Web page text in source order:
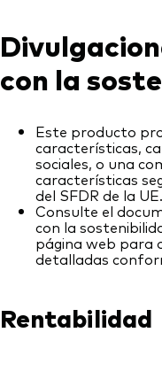
con la
Este producto
características,
sociales, o una
características
del SFDR de la UE.
Consulte el
con la
página web para
detalladas
Rentabilidad